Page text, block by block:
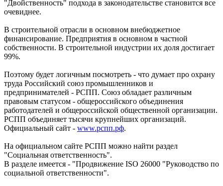
"Двойственность" подхода в законодательстве становится все
очевиднее.
В строительной отрасли в основном внебюджетное
финансирование. Предприятия в основном в частной
собственности. В строительной индустрии их доля достигает
99%.
Поэтому будет логичным посмотреть - что думает про охрану
труда Российский союз промышленников и
предпринимателей - РСПП. Союз обладает различным
правовым статусом - общероссийского объединения
работодателей и общероссийской общественной организации.
РСПП объединяет тысячи крупнейших организаций.
Официальный сайт - www.рспп.рф.
На официальном сайте РСПП можно найти раздел
"Социальная ответственность".
В разделе имеется - "Продвижение ISO 26000 "Руководство по
социальной ответственности".